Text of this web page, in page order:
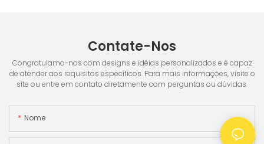
Contate-Nos
Congratulamo-nos com designs e idéias personalizados e é capaz
de atender aos requisitos específicos. Para mais informações, visite o
site ou entre em contato diretamente com perguntas ou dúvidas.
Nome